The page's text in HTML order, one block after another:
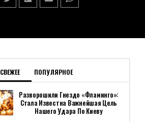
СВЕЖЕЕ ПОПУЛЯРНОЕ
Разворошили Гнездо «Фламинго»:
Стала Известна Важнейшая Цель
Нашего Удара По Киеву